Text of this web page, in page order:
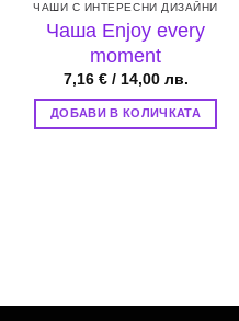
wishlist
ЧАШИ С ИНТЕРЕСНИ ДИЗАЙНИ
Чаша Enjoy every
moment
7,16 €/ 14,00 лв.
ДОБАВИ В КОЛИЧКАТА